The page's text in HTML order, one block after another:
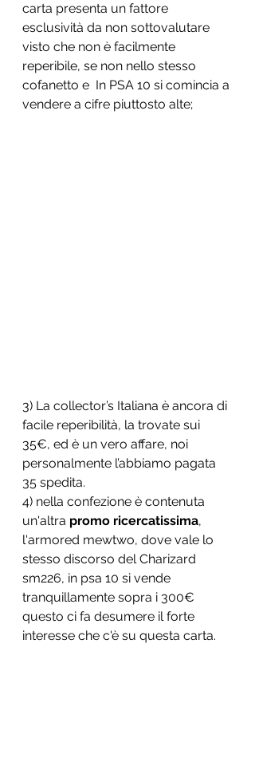
carta presenta un fattore
esclusività da non sottovalutare
visto che non è facilmente
reperibile, se non nello stesso
cofanetto e  In PSA 10 si comincia a
vendere a cifre piuttosto alte;
3) La collector’s Italiana è ancora di
facile reperibilità, la trovate sui
35€, ed è un vero affare, noi
personalmente l’abbiamo pagata
35 spedita.
4) nella confezione è contenuta
un'altra promo ricercatissima,
l'armored mewtwo, dove vale lo
stesso discorso del Charizard
sm226, in psa 10 si vende
tranquillamente sopra i 300€
questo ci fa desumere il forte
interesse che c'è su questa carta.